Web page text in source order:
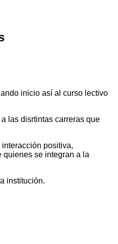
inicio así al curso lectivo
las disrtintas carreras que
positiva,
quienes se integran a la
institución.